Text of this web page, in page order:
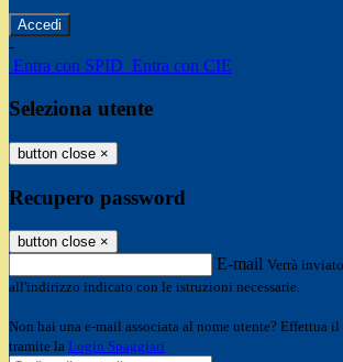
-
Entra con SPID Entra con CIE
Seleziona utente
button close ×
Recupero password
button close ×
E-mail Verrà
all'indirizzo indicato con le istruzioni necessarie.
Non hai una e-mail associata al nome utente? Effettua il
tramite la Login Spaggiari